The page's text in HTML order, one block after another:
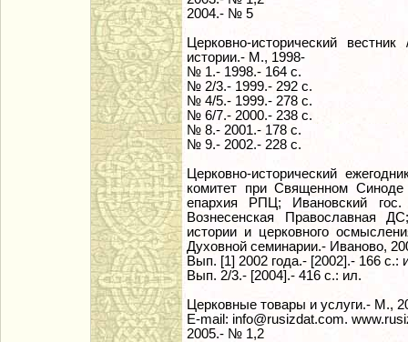
2004.- № 5
Церковно-исторический
истории.- М., 1998-
№ 1.- 1998.- 164 с.
№ 2/3.- 1999.- 292 с.
№ 4/5.- 1999.- 278 с.
№ 6/7.- 2000.- 238 с.
№ 8.- 2001.- 178 с.
№ 9.- 2002.- 228 с.
Церковно-исторический
комитет при Священном
епархия РПЦ; Ивановский гос.
Вознесенская Православная
истории и церковного
Духовной семинарии.- Иваново,
Вып. [1] 2002 года.- [2002].- 166 с.:
Вып. 2/3.- [2004].- 416 с.: ил.
Церковные товары и услуги.- М.,
E-mail: info@rusizdat.com.
2005.- № 1,2